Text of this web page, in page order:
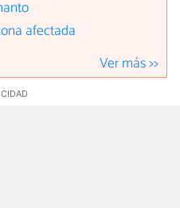
afectada
Ver más >>